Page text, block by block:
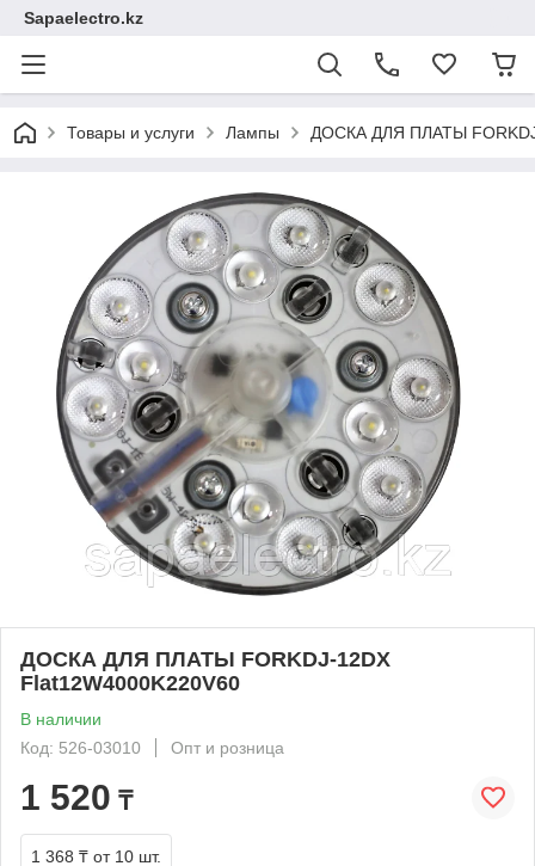
Sapaelectro.kz
Товары и услуги Лампы ДОСКА ДЛЯ ПЛАТЫ
ДОСКА ДЛЯ ПЛАТЫ FORKDJ-12DX
Flat12W4000K220V60
В наличии
Код: 526-03010
Опт и розница
1 520 ₸
1 368 ₸ от 10 шт.